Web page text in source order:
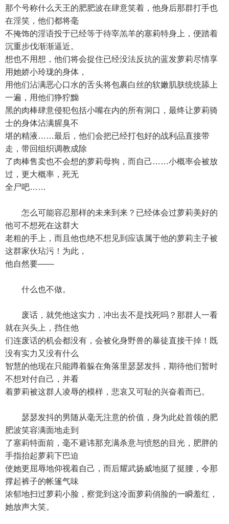
那个号称什么天王的肥肥波在肆意笑着，他身后那群打手也
在淫笑，他们都将毫
不掩饰的淫语投于已经等于待宰羔羊的塞莉特身上，便踏着
沉重步伐渐渐逼近。
想也不用想，他们将会捉住已经没法反抗的蓝发萝莉尽情享
用她娇小玲珑的身体，
用他们沾满恶心口水的舌头将包裹白丝的软嫩肌肤统统舔上
一遍，用他们狰狞黝
黑的肉棒肆意侵犯包括小嘴在内的所有洞口，最终让萝莉骑
士的身体沾满腥臭不
堪的精液……最后，他们会把已经打包好的战利品直接带
走，带回组织调教成除
了肉棒售卖也不会想的萝莉母狗，而自己……小概率会被放
过，更大概率，死无
全尸吧……
怎么可能容忍那样的未来到来？已经体会过萝莉美好的
他可不想死在这群大
老粗的手上，而且他也绝不想见到应该属于他的萝莉主子被
这群家伙玷污！为此，
他自然要——
什么也不做。
废话，就凭他这实力，冲出去不是找死吗？那群人一看
就在兴头上，挡住他
们连废话的机会都没有，会被化身野兽的暴徒直接干掉！既
没有实力又没有什么
智慧的他现在只能蹲着躲在角落里瑟瑟发抖，期待他们暂时
不想对付自己，并看
着萝莉被这群人凌辱的模样，悲哀又可耻的兴奋着而已。
瑟瑟发抖的男随从毫无注意的价值，身为此处首领的肥
肥波笑容满面地走到
了塞莉特面前，毫不避讳那充满杀意与愤怒的目光，肥胖的
手指抬起萝莉下巴迫
使她更屈辱地仰视着自己，而后耀武扬威地挺了挺腰，令那
撑起裤子的帐篷气味
浓郁地扫过萝莉小脸，察觉到这冷面萝莉俏脸的一瞬羞红，
她放声大笑。